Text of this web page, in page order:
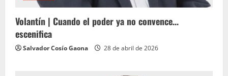
Volantín | Cuando el poder ya no convence…
escenifica
Salvador Cosío Gaona 28 de abril de 2026